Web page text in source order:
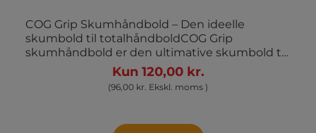
COG Grip Skumhåndbold – Den ideelle
skumbold til totalhåndboldCOG Grip
skumhåndbold er den ultimative skumbold til
børnehåndbold, specielt velegnet til
konceptet totalhåndbold, som fokuserer på at
introducere håndbold til de yngste spillere.
g, hvilket gør den let og håndterbar for børn.
Kun 120,00 kr.
(96,00 kr. Ekskl. moms )